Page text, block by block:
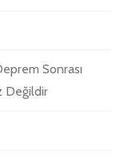
Sonrası
Değildir